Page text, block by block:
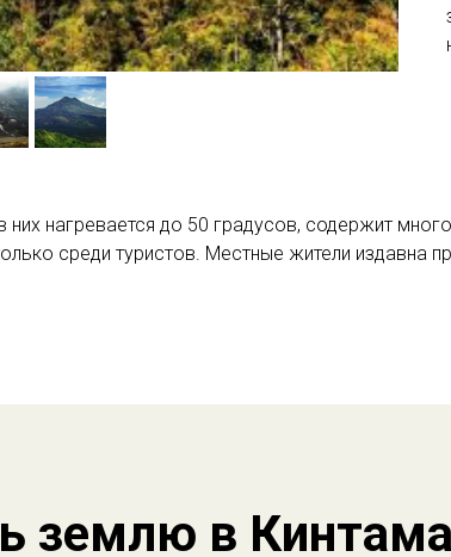
нагревается до 50 градусов, содержит
среди туристов. Местные жители издавна
землю в